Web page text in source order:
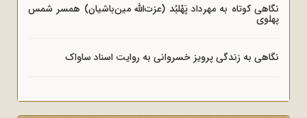
نگاهی کوتاه به مهرداد پَهْلبُد (عزت‌الله مین‌باشیان) همسر شمس
پهلوی
نگاهی به زندگی پرویز خسروانی به روایت اسناد ساواک